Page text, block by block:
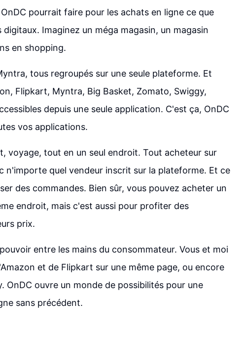
pourrait faire pour les achats en ligne ce que
Imaginez un méga magasin, un magasin
en shopping.
tous regroupés sur une seule plateforme. Et
Flipkart, Myntra, Big Basket, Zomato, Swiggy,
depuis une seule application. C'est ça, OnDC
vos applications.
voyage, tout en un seul endroit. Tout acheteur sur
n'importe quel vendeur inscrit sur la plateforme. Et ce
des commandes. Bien sûr, vous pouvez acheter un
endroit, mais c'est aussi pour profiter des
prix.
entre les mains du consommateur. Vous et moi
et de Flipkart sur une même page, ou encore
OnDC ouvre un monde de possibilités pour une
sans précédent.